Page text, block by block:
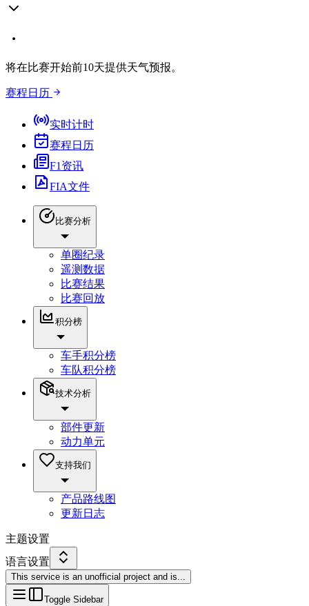
将在比赛开始前10天提供天气预报。
赛程日历
实时计时
赛程日历
F1资讯
FIA文件
比赛分析
单圈纪录
遥测数据
比赛结果
比赛回放
积分榜
车手积分榜
车队积分榜
技术分析
部件更新
动力单元
支持我们
产品路线图
更新日志
主题设置
语言设置
This service is an unofficial project and is...
Toggle Sidebar